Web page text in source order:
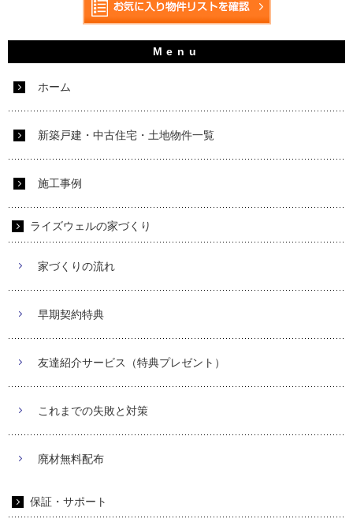
ホーム
新築戸建・中古住宅・土地物件一覧
施工事例
ライズウェルの家づくり
家づくりの流れ
早期契約特典
友達紹介サービス（特典プレゼント）
これまでの失敗と対策
廃材無料配布
保証・サポート